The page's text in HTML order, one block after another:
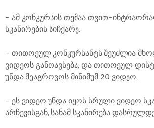
- ამ კონკურსის თემაა თვით-
სკანირების სიჩქარე.
- თითოეულ კონკურსანტს შეუძლია
ვიდეოს განთავსება, და თითოეულ
უნდა შეაგროვოს მინიმუმ 20 ვიდეო.
- ეს ვიდეო უნდა იყოს სრული ვიდეო
არჩევისგან, სანამ სკანირება